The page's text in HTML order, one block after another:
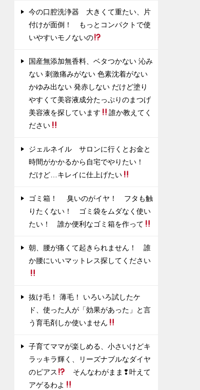
今の口腔洗浄器 大きくて重たい、片
付けが面倒！ もっとコンパクトで使
いやすいモノないの
国産無添加無香料、ベタつかない 沁み
ない 刺激痛みがない 色素沈着がない
かゆみ出ない 発赤しない だけど塗り
やすくて美容液成分たっぷりのまつげ
美容液を探しています
誰か教えてく
ださい
ジェルネイル サロンに行くとお金と
時間がかかるから自宅でやりたい！
だけど…キレイに仕上げたい
ゴミ箱！ 臭いのがイヤ！ フタも触
りたくない！ ゴミ袋をムダなく使い
たい！ 誰か便利なゴミ箱を作って
朝、腰が痛くて起きられません！ 誰
か腰にいいマットレス探してください
抜け毛！ 薄毛！ いろいろ試したケ
ド、使った人が「効果があった」と言
う育毛剤しか使いません
子育てママが楽しめる、小さいけどキ
ラッキラ輝く、リーズナブルなダイヤ
のピアス
そんなわがまま❢叶えて
アゲるわよ